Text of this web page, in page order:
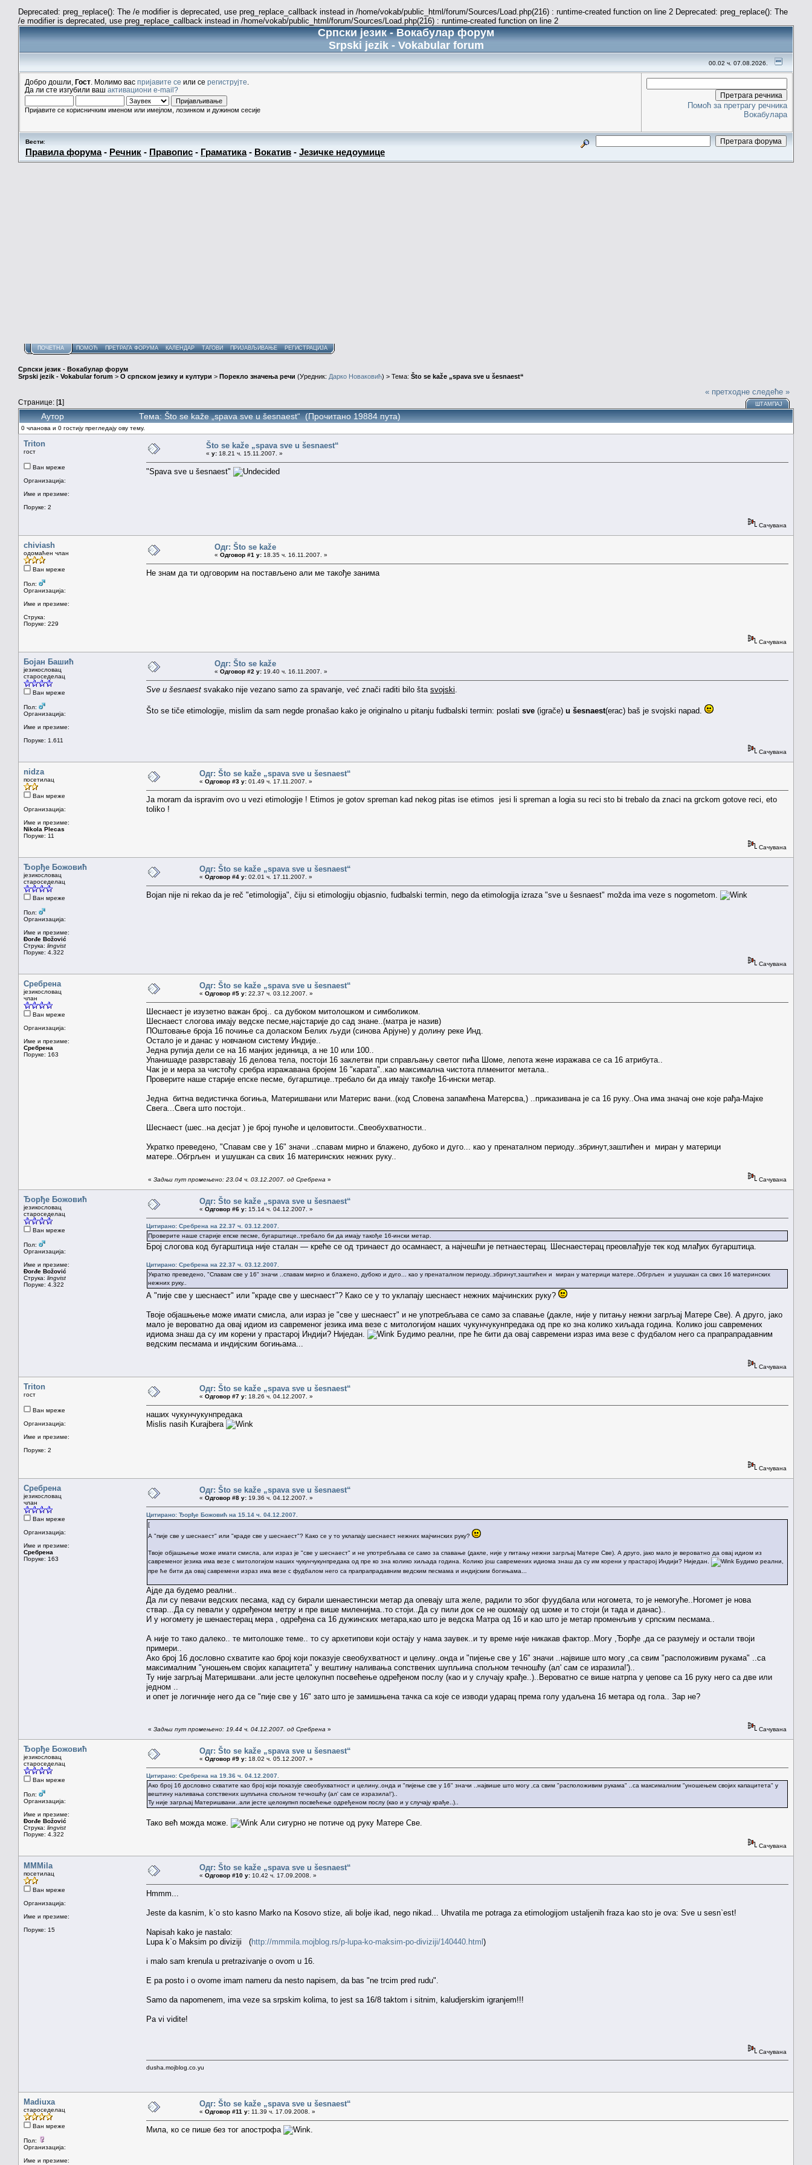
Deprecated: preg_replace(): The /e modifier is deprecated, use preg_replace_callback instead in /home/vokab/public_html/forum/Sources/Load.php(216) : runtime-created function on line 2 Deprecated: preg_replace(): The
/e modifier is deprecated, use preg_replace_callback instead in /home/vokab/public_html/forum/Sources/Load.php(216) : runtime-created function on line 2
Српски језик - Вокабулар форум
Srpski jezik - Vokabular forum
00.02 ч. 07.08.2026.
Добро дошли, Гост . Молимо вас пријавите се или се региструјте
Да ли сте изгубили ваш активациони e-mail?
Пријавите се корисничким именом или имејлом, лозинком и дужином сесије
Помоћ за претрагу речника
Вокабулара
Вести:
Правила форума- Речник - Правопис - Граматика- Вокатив - Језичке недоумице
ПОЧЕТНА ПОМОЋ ПРЕТРАГА ФОРУМА КАЛЕНДАР ТАГОВИ ПРИЈАВЉИВАЊЕ РЕГИСТРАЦИЈА
Српски језик - Вокабулар форум
Srpski jezik - Vokabular forum > О српском језику и култури > Порекло значења речи (Уредник: Дарко Новаковић) > Тема: Što se kaže „spava sve u šesnaest“
Странице: [1]
« претходне следеће »
ШТАМПАЈ
Аутор Тема: Što se kaže „spava sve u šesnaest“ (Прочитано 19884 пута)
0 чланова и 0 гостију прегледају ову тему.
Triton
гост
Ван мреже
Организација:
Име и презиме:
Поруке: 2
Što se kaže „spava sve u šesnaest“
« у: 18.21 ч. 15.11.2007. »
"Spava sve u šesnaest"
Сачувана
chiviash
одомаћен члан
Ван мреже
Пол:
Организација:
Име и презиме:
Струка:
Поруке: 229
Одг: Što se kaže
« Одговор #1 у: 18.35 ч. 16.11.2007. »
Не знам да ти одговорим на постављено али ме такође занима
Сачувана
Бојан Башић
језикословац
староседелац
Ван мреже
Пол:
Организација:
Име и презиме:
Поруке: 1.611
Одг: Što se kaže
« Одговор #2 у: 19.40 ч. 16.11.2007. »
Sve u šesnaest svakako nije vezano samo za spavanje, već znači raditi bilo šta svojski
Što se tiče etimologije, mislim da sam negde pronašao kako je originalno u pitanju fudbalski termin: poslati sve (igrače) u šesnaest(erac) baš je svojski napad.
Сачувана
nidza
посетилац
Ван мреже
Организација:
Име и презиме:
Nikola Plecas
Поруке: 11
Одг: Što se kaže „spava sve u šesnaest“
« Одговор #3 у: 01.49 ч. 17.11.2007. »
Ja moram da ispravim ovo u vezi etimologije ! Etimos je gotov spreman kad nekog pitas ise etimos jesi li spreman a logia su reci sto bi trebalo da znaci na grckom gotove reci, eto
toliko !
Сачувана
Ђорђе Божовић
језикословац
староседелац
Ван мреже
Пол:
Организација:
Име и презиме:
Đorđe Božović
Струка: lingvist
Поруке: 4.322
Одг: Što se kaže „spava sve u šesnaest“
« Одговор #4 у: 02.01 ч. 17.11.2007. »
Bojan nije ni rekao da je reč "etimologija", čiju si etimologiju objasnio, fudbalski termin, nego da etimologija izraza "sve u šesnaest" možda ima veze s nogometom.
Сачувана
Сребрена
језикословац
члан
Ван мреже
Организација:
Име и презиме:
Сребрена
Поруке: 163
Одг: Što se kaže „spava sve u šesnaest“
« Одговор #5 у: 22.37 ч. 03.12.2007. »
Шеснаест је изузетно важан број.. са дубоком митолошком и симболиком.
Шеснаест слогова имају ведске песме,најстарије до сад знане..(матра је назив)
ПОштовање броја 16 почиње са доласком Белих људи (синова Арјуне) у долину реке Инд.
Остало је и данас у новчаном систему Индије..
Једна рупија дели се на 16 манјих јединица, а не 10 или 100..
Упанишаде разврставају 16 делова тела, постоји 16 заклетви при справљању светог пића Шоме, лепота жене изражава се са 16 атрибута..
Чак је и мера за чистоћу сребра изражавана бројем 16 "карата"..као максимална чистота плменитог метала..
Проверите наше старије епске песме, бугарштице..требало би да имају такође 16-ински метар.
Једна битна ведистичка богиња, Материшвани или Материс вани..(код Словена запамћена Матерсва,) ..приказивана је са 16 руку..Она има значај оне које рађа-Мајке
Свега...Свега што постоји..
Шеснаест (шес..на десјат ) је број пуноће и целовитости..Свеобухватности..
Укратко преведено, "Спавам све у 16" значи ..спавам мирно и блажено, дубоко и дуго... као у пренаталном периоду..збринут,заштићен и миран у материци
матере..Обгрљен и ушушкан са свих 16 материнских нежних руку..
« Задњи пут промењено: 23.04 ч. 03.12.2007. од Сребрена » Сачувана
Ђорђе Божовић
језикословац
староседелац
Ван мреже
Пол:
Организација:
Име и презиме:
Đorđe Božović
Струка: lingvist
Поруке: 4.322
Одг: Što se kaže „spava sve u šesnaest“
« Одговор #6 у: 15.14 ч. 04.12.2007. »
Цитирано: Сребрена на 22.37 ч. 03.12.2007.
Проверите наше старије епске песме, бугарштице..требало би да имају такође 16-ински метар.
Број слогова код бугарштица није сталан — креће се од тринаест до осамнаест, а најчешћи је петнаестерац. Шеснаестерац преовлађује тек код млађих бугарштица.
Цитирано: Сребрена на 22.37 ч. 03.12.2007.
Укратко преведено, "Спавам све у 16" значи ..спавам мирно и блажено, дубоко и дуго... као у пренаталном периоду..збринут,заштићен и миран у материци матере..Обгрљен и ушушкан са свих 16 материнских
нежних руку..
А "пије све у шеснаест" или "краде све у шеснаест"? Како се у то уклапају шеснаест нежних мајчинских руку?
Твоје објашњење може имати смисла, али израз је "све у шеснаест" и не употребљава се само за спавање (дакле, није у питању нежни загрљај Матере Све). А друго, јако
мало је вероватно да овај идиом из савременог језика има везе с митологијом наших чукунчукунпредака од пре ко зна колико хиљада година. Колико још савремених
идиома знаш да су им корени у прастарој Индији? Ниједан.
Будимо реални, пре ће бити да овај савремени израз има везе с фудбалом него са прапрапрадавним
ведским песмама и индијским богињама...
Сачувана
Triton
гост
Ван мреже
Организација:
Име и презиме:
Поруке: 2
Одг: Što se kaže „spava sve u šesnaest“
« Одговор #7 у: 18.26 ч. 04.12.2007. »
наших чукунчукунпредака
Mislis nasih Kurajbera
Сачувана
Сребрена
језикословац
члан
Ван мреже
Организација:
Име и презиме:
Сребрена
Поруке: 163
Одг: Što se kaže „spava sve u šesnaest“
« Одговор #8 у: 19.36 ч. 04.12.2007. »
Цитирано: Ђорђе Божовић на 15.14 ч. 04.12.2007.
[
А "пије све у шеснаест" или "краде све у шеснаест"? Како се у то уклапају шеснаест нежних мајчинских руку?
Твоје објашњење може имати смисла, али израз је "све у шеснаест" и не употребљава се само за спавање (дакле, није у питању нежни загрљај Матере Све). А друго, јако мало је вероватно да овај идиом из
савременог језика има везе с митологијом наших чукунчукунпредака од пре ко зна колико хиљада година. Колико још савремених идиома знаш да су им корени у прастарој Индији? Ниједан.
Будимо реални,
пре ће бити да овај савремени израз има везе с фудбалом него са прапрапрадавним ведским песмама и индијским богињама...
Ајде да будемо реални..
Да ли су певачи ведских песама, кад су бирали шенаестински метар да опевају шта желе, радили то због фуудбала или ногомета, то је немогуће..Ногомет је нова
ствар...Да су певали у одређеном метру и пре више миленијма..то стоји..Да су пили док се не ошомају од шоме и то стоји (и тада и данас)..
И у ногомету је шенаестерац мера , одређена са 16 дужинских метара,као што је ведска Матра од 16 и као што је метар променљив у српским песмама..
А није то тако далеко.. те митолошке теме.. то су архетипови који остају у нама заувек..и ту време није никакав фактор..Могу ,Ђорђе ,да се разумеју и остали твоји
примери..
Ако број 16 дословно схватите као број који показује свеобухватност и целину..онда и "пијење све у 16" значи ..највише што могу ,са свим "расположивим рукама" ..са
максималним "уношењем својих капацитета" у вештину наливања сопствених шупљина спољном течношћу (ал' сам се изразила!')..
Ту није загрљај Материшвани..али јесте целокупнп посвећење одређеном послу (као и у случају крађе..)..Вероватно се више натрпа у џепове са 16 руку него са две или
једном ..
и опет је логичније него да се "пије све у 16" зато што је замишњена тачка са које се изводи ударац према голу удаљена 16 метара од гола.. Зар не?
« Задњи пут промењено: 19.44 ч. 04.12.2007. од Сребрена » Сачувана
Ђорђе Божовић
језикословац
староседелац
Ван мреже
Пол:
Организација:
Име и презиме:
Đorđe Božović
Струка: lingvist
Поруке: 4.322
Одг: Što se kaže „spava sve u šesnaest“
« Одговор #9 у: 18.02 ч. 05.12.2007. »
Цитирано: Сребрена на 19.36 ч. 04.12.2007.
Ако број 16 дословно схватите као број који показује свеобухватност и целину..онда и "пијење све у 16" значи ..највише што могу ,са свим "расположивим рукама" ..са максималним "уношењем својих капацитета" у
вештину наливања сопствених шупљина спољном течношћу (ал' сам се изразила!')..
Ту није загрљај Материшвани..али јесте целокупнп посвећење одређеном послу (као и у случају крађе..)..
Тако већ можда може. Али сигурно не потиче од руку Матере Све.
Сачувана
MMMila
посетилац
Ван мреже
Организација:
Име и презиме:
Поруке: 15
Одг: Što se kaže „spava sve u šesnaest“
« Одговор #10 у: 10.42 ч. 17.09.2008. »
Hmmm...
Jeste da kasnim, k`o sto kasno Marko na Kosovo stize, ali bolje ikad, nego nikad... Uhvatila me potraga za etimologijom ustaljenih fraza kao sto je ova: Sve u sesn`est!
Napisah kako je nastalo:
Lupa k`o Maksim po diviziji (http://mmmila.mojblog.rs/p-lupa-ko-maksim-po-diviziji/140440.html)
i malo sam krenula u pretrazivanje o ovom u 16.
E pa posto i o ovome imam nameru da nesto napisem, da bas "ne trcim pred rudu".
Samo da napomenem, ima veze sa srpskim kolima, to jest sa 16/8 taktom i sitnim, kaludjerskim igranjem!!!
Pa vi vidite!
Сачувана
dusha.mojblog.co.yu
Madiuxa
староседелац
Ван мреже
Пол:
Организација:
Име и презиме:
Одг: Što se kaže „spava sve u šesnaest“
« Одговор #11 у: 11.39 ч. 17.09.2008. »
Мила, ко се пише без тог апострофа